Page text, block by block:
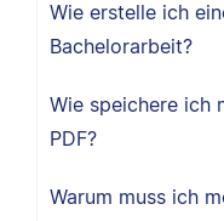
Wie erstelle ich
Bachelorarbeit?
Wie speichere ich
PDF?
Warum muss ich